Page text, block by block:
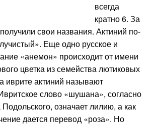
всегда
кратно 6. За
свои названия. Актиний по-
Еще одно русское и
«анемон» происходит от имени
цветка из семейства лютиковых
актиний называют
слово «шушана», согласно
означает лилию, а как
дается перевод «роза». Но